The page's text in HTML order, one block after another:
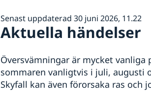
Senast uppdaterad 30 juni 2026, 11.22
Aktuella händelser
Översvämningar är mycket
sommaren vanligtvis i juli, augusti
Skyfall kan även förorsaka ras och